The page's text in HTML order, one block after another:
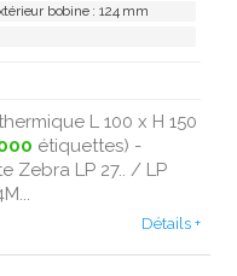
bobine : 124 mm
L 100 x H 150
étiquettes) -
Zebra LP 27.. / LP
Détails +